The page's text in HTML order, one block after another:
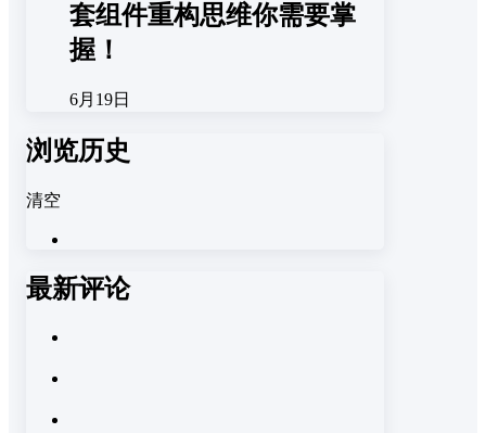
套组件重构思维你需要掌
握！
6月19日
浏览历史
清空
最新评论